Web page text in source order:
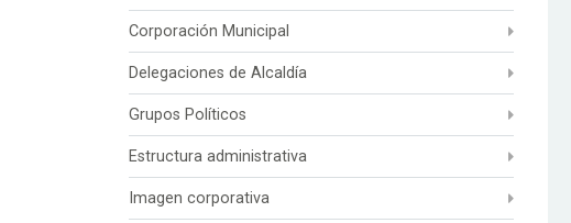
Corporación Municipal
Delegaciones de Alcaldía
Grupos Políticos
Estructura administrativa
Imagen corporativa